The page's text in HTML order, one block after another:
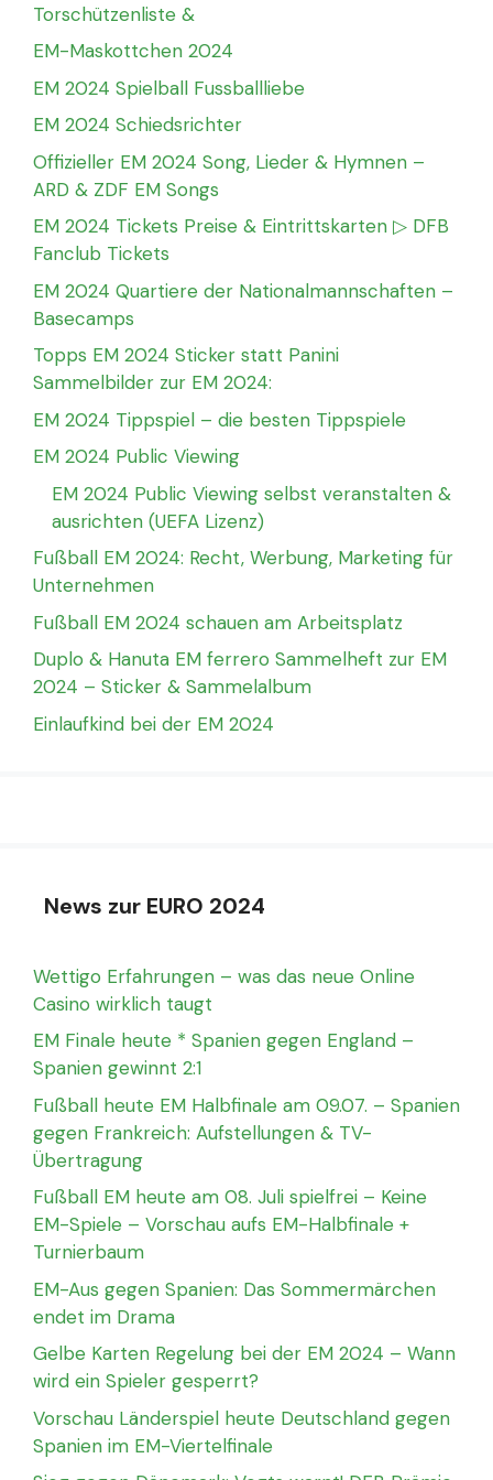
Torschützenliste &
EM-Maskottchen 2024
EM 2024 Spielball Fussballliebe
EM 2024 Schiedsrichter
Offizieller EM 2024 Song, Lieder & Hymnen –
ARD & ZDF EM Songs
EM 2024 Tickets Preise & Eintrittskarten ▷ DFB
Fanclub Tickets
EM 2024 Quartiere der Nationalmannschaften –
Basecamps
Topps EM 2024 Sticker statt Panini
Sammelbilder zur EM 2024:
EM 2024 Tippspiel – die besten Tippspiele
EM 2024 Public Viewing
EM 2024 Public Viewing selbst veranstalten &
ausrichten (UEFA Lizenz)
Fußball EM 2024: Recht, Werbung, Marketing für
Unternehmen
Fußball EM 2024 schauen am Arbeitsplatz
Duplo & Hanuta EM ferrero Sammelheft zur EM
2024 – Sticker & Sammelalbum
Einlaufkind bei der EM 2024
News zur EURO 2024
Wettigo Erfahrungen – was das neue Online
Casino wirklich taugt
EM Finale heute * Spanien gegen England –
Spanien gewinnt 2:1
Fußball heute EM Halbfinale am 09.07. – Spanien
gegen Frankreich: Aufstellungen & TV-
Übertragung
Fußball EM heute am 08. Juli spielfrei – Keine
EM-Spiele – Vorschau aufs EM-Halbfinale +
Turnierbaum
EM-Aus gegen Spanien: Das Sommermärchen
endet im Drama
Gelbe Karten Regelung bei der EM 2024 – Wann
wird ein Spieler gesperrt?
Vorschau Länderspiel heute Deutschland gegen
Spanien im EM-Viertelfinale